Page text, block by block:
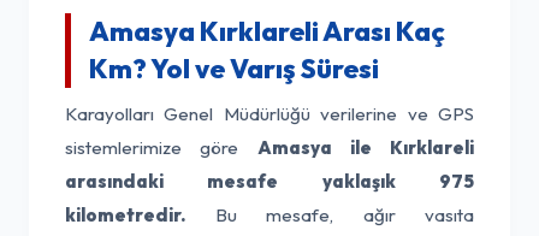
Amasya Kırklareli Arası Kaç
Km? Yol ve Varış Süresi
Karayolları Genel Müdürlüğü verilerine ve GPS
sistemlerimize göre Amasya ile Kırklareli
arasındaki mesafe yaklaşık 975
kilometredir. Bu mesafe, ağır vasıta